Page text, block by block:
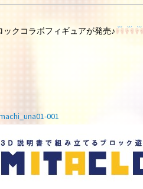
ックコラボフィギュアが発売♪
001